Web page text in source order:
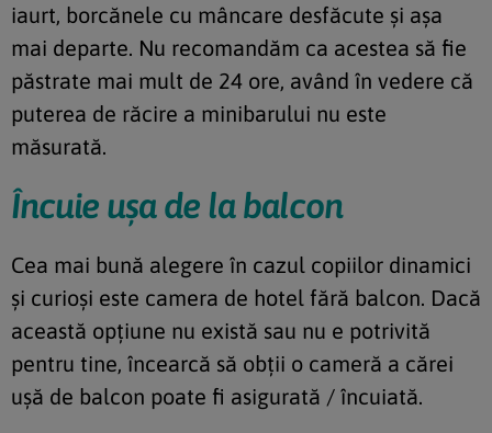
iaurt, borcănele cu mâncare desfăcute și așa
mai departe. Nu recomandăm ca acestea să fie
păstrate mai mult de 24 ore, având în vedere că
puterea de răcire a minibarului nu este
măsurată.
Încuie ușa de la balcon
Cea mai bună alegere în cazul copiilor dinamici
și curioși este camera de hotel fără balcon. Dacă
această opțiune nu există sau nu e potrivită
pentru tine, încearcă să obții o cameră a cărei
ușă de balcon poate fi asigurată / încuiată.